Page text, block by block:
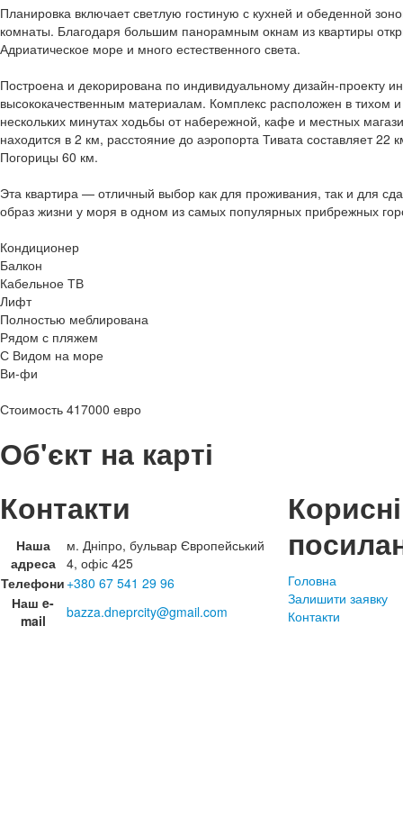
Планировка включает светлую гостиную с кухней и обеденной
комнаты. Благодаря большим панорамным окнам из квартиры
Адриатическое море и много естественного света.
Построена и декорирована по индивидуальному дизайн-проекту
высококачественным материалам. Комплекс расположен в тихом
нескольких минутах ходьбы от набережной, кафе и местных
находится в 2 км, расстояние до аэропорта Тивата составляет 22
Погорицы 60 км.
Эта квартира — отличный выбор как для проживания, так и для
образ жизни у моря в одном из самых популярных прибрежных
Кондиционер
Балкон
Кабельное ТВ
Лифт
Полностью меблирована
Рядом с пляжем
С Видом на море
Ви-фи
Стоимость 417000 евро
Об'єкт на карті
Контакти
Наша
адреса
м. Дніпро, бульвар Європейський
4, офіс 425
Телефони +380 67 541 29 96
Наш e-
mail
bazza.dneprcity@gmail.com
Корисні
Головна
Залишити заявку
Контакти